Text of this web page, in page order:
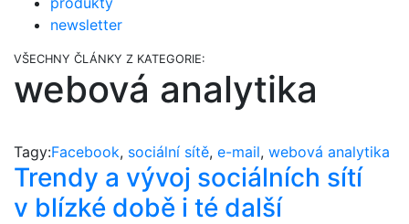
newsletter
VŠECHNY ČLÁNKY Z KATEGORIE:
webová analytika
Tagy:Facebook, sociální sítě, e-mail, webová analytika
Trendy a vývoj sociálních sítí
v blízké době i té další